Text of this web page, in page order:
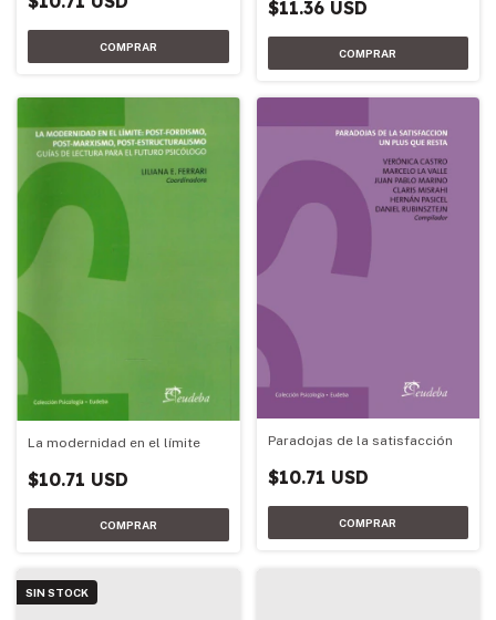
$11.36 USD
La modernidad en el límite
$10.71 USD
Paradojas de la satisfacción
$10.71 USD
SIN STOCK